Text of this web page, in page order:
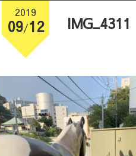
2019
09/12 IMG_4311